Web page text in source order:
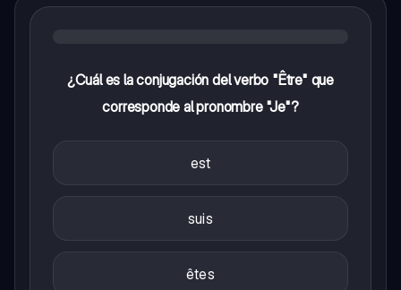
¿Cuál es la conjugación del verbo "Être" que
corresponde al pronombre "Je"?
est
suis
êtes